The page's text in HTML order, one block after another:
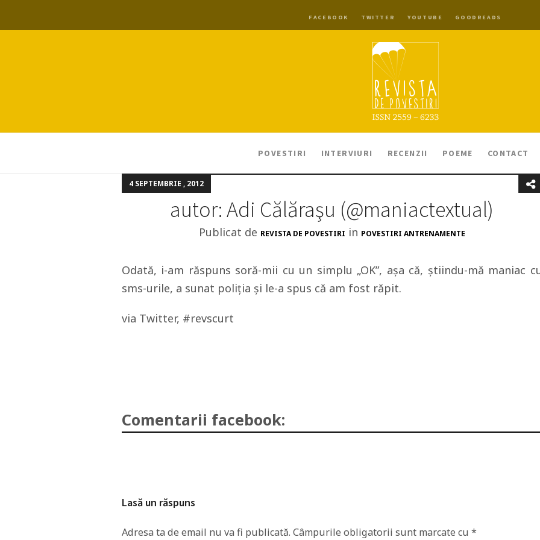
FACEBOOK TWITTER YOUTUBE GOODREADS
POVESTIRI INTERVIURI RECENZII POEME CONTACT
4 SEPTEMBRIE , 2012
autor: Adi Călăraşu (@maniactextual)
Publicat de REVISTA DE POVESTIRI in POVESTIRI ANTRENAMENTE
Odată, i-am răspuns soră-mii cu un simplu „OK”, aşa că, ştiindu-mă maniac
sms-urile, a sunat poliţia şi le-a spus că am fost răpit.
via Twitter, #revscurt
Comentarii facebook:
Lasă un răspuns
Adresa ta de email nu va fi publicată. Câmpurile obligatorii sunt marcate cu *